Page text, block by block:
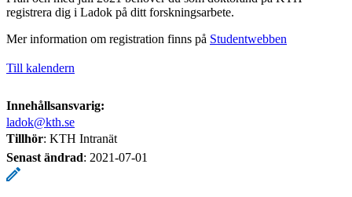
registrera dig i Ladok på ditt forskningsarbete.
Mer information om registration finns på Studentwebben
Till kalendern
Innehållsansvarig:
ladok@kth.se
Tillhör: KTH Intranät
Senast ändrad: 2021-07-01